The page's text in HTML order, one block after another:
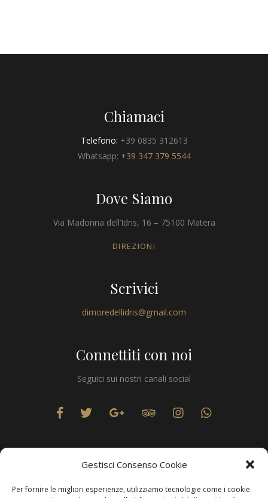
Gestisci Consenso Cookie
Per fornire le migliori esperienze, utilizziamo tecnologie come i cookie
Chiamaci
Telefono: +39 0835 312613
Whatsapp: +39 347 379 5544
Dove Siamo
Via Madonna dell’Idris, 16 – 75100 Matera
DIREZIONI
Scrivici
dimoredellidris@gmail.com
Connettiti con noi
Seguici sui nostri canali social